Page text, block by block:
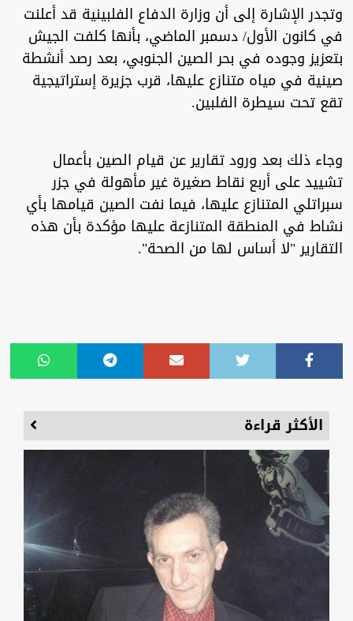
وتجدر الإشارة إلى أن وزارة الدفاع الفلبينية قد أعلنت
في كانون الأول/ دسمبر الماضي، بأنها كلفت الجيش
بتعزيز وجوده في بحر الصين الجنوبي، بعد رصد أنشطة
صينية في مياه متنازع عليها، قرب جزيرة إستراتيجية
تقع تحت سيطرة الفلبين.
وجاء ذلك بعد ورود تقارير عن قيام الصين بأعمال
تشييد على أربع نقاط صغيرة غير مأهولة في جزر
سبراتلي المتنازع عليها، فيما نفت الصين قيامها بأي
نشاط في المنطقة المتنازعة عليها مؤكدة بأن هذه
التقارير "لا أساس لها من الصحة".
الأكثر قراءة